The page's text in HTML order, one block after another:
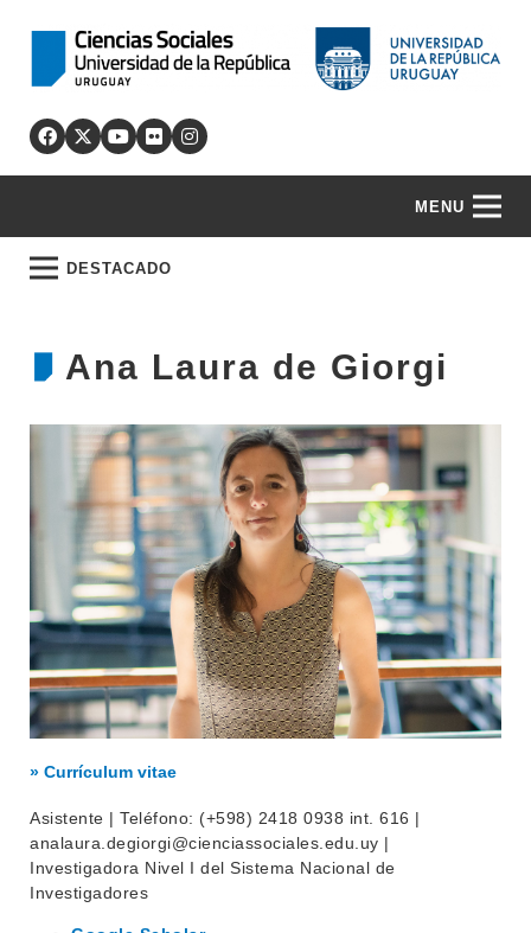
MENU
DESTACADO
Ana Laura de Giorgi
» Currículum vitae
Asistente | Teléfono: (+598) 2418 0938 int. 616 |
analaura.degiorgi@cienciassociales.edu.uy |
Investigadora Nivel I del Sistema Nacional de
Investigadores